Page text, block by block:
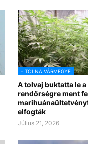
- TOLNA VÁRMEGYE
A tolvaj buktatta le
rendőrségre ment
elfogták
Július 21, 2026